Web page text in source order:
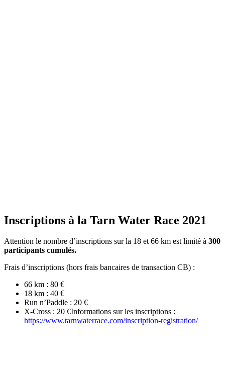
Inscriptions à la Tarn Water Race 2021
Attention le nombre d’inscriptions sur la 18 et 66 km est limité à 300
participants cumulés.
Frais d’inscriptions (hors frais bancaires de transaction CB) :
66 km : 80 €
18 km : 40 €
Run n’Paddle : 20 €
X-Cross : 20 €Informations sur les inscriptions :
https://www.tarnwaterrace.com/inscription-registration/